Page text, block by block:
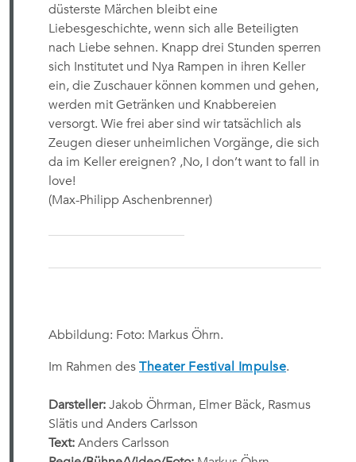
düsterste Märchen bleibt eine
Liebesgeschichte, wenn sich alle Beteiligten
nach Liebe sehnen. Knapp drei Stunden sperren
sich Institutet und Nya Rampen in ihren Keller
ein, die Zuschauer können kommen und gehen,
werden mit Getränken und Knabbereien
versorgt. Wie frei aber sind wir tatsächlich als
Zeugen dieser unheimlichen Vorgänge, die sich
da im Keller ereignen? ,No, I don’t want to fall in
love!
(Max-Philipp Aschenbrenner)
Abbildung: Foto: Markus Öhrn.
Im Rahmen des Theater Festival Impulse.
Darsteller: Jakob Öhrman, Elmer Bäck, Rasmus
Slätis und Anders Carlsson
Text: Anders Carlsson